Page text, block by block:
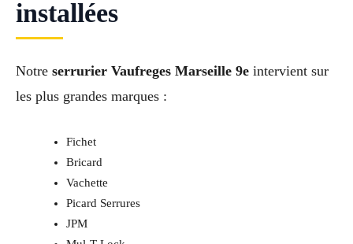
installées
Notre serrurier Vaufreges Marseille 9e intervient sur
les plus grandes marques :
Fichet
Bricard
Vachette
Picard Serrures
JPM